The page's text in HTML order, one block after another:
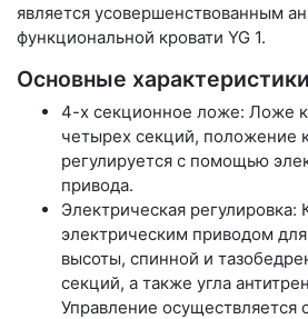
является усовершенствованным
функциональной кровати YG 1.
Основные
4-х секционное ложе: Ложе
четырех секций, положение
регулируется с помощью
привода.
Электрическая регулировка:
электрическим приводом
высоты, спинной и
секций, а также угла
Управление осуществляется